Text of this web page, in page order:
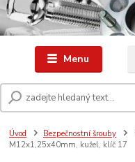
Menu
Úvod Bezpečnostní šrouby
M12x1,25x40mm, kužel, klíč 17